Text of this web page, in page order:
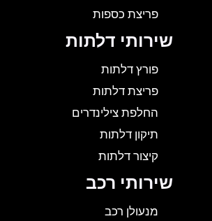
פריצת כספות
שירותי דלתות
פורץ דלתות
פריצת דלתות
החלפת צילינדרים
תיקון דלתות
קיצור דלתות
שירותי רכב
מנעולן רכב